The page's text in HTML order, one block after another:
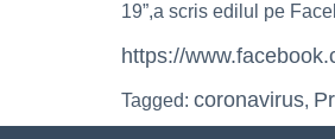
19”,a scris edilul pe
https://
Tagged: coronavirus,